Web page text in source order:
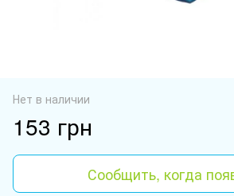
Нет в наличии
153 грн
Сообщить, когда